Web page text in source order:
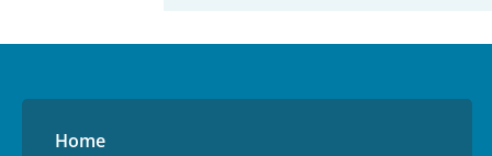
Home